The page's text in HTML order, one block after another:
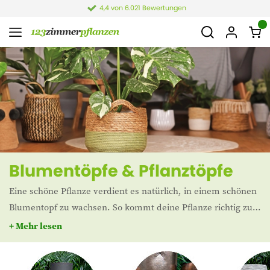
4,4 von 6.021 Bewertungen
Blumentöpfe & Pflanztöpfe
Eine schöne Pflanze verdient es natürlich, in einem schönen
Blumentopf zu wachsen. So kommt deine Pflanze richtig zur
Geltung! Bei 123Pflanzen haben wir eine große Auswahl an
Indoor-Blumentöpfen für deine Zimmerpflanzen. Natürlich
kannst du dich auch für einen Pflanzkasten für den
+ Mehr lesen